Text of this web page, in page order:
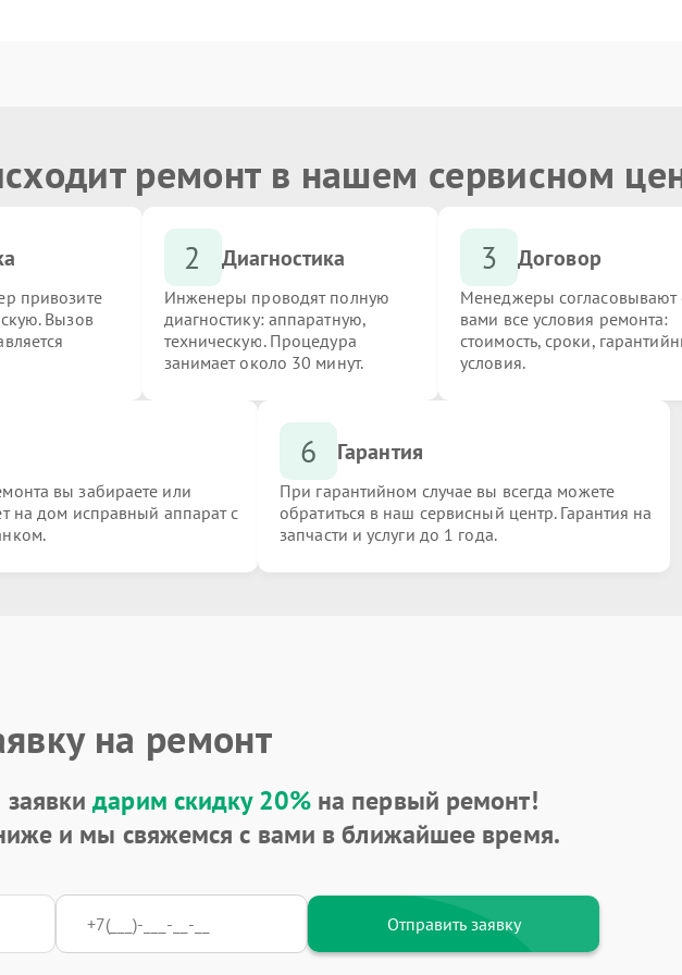
DVI, DisplayPort)
(SSD, HDD)
ремонт в нашем сервисном
привозите
Вызов
2 Диагностика
Инженеры проводят полную
диагностику: аппаратную,
техническую. Процедура
занимает около 30 минут.
3 Договор
Менеджеры согласовывают
вами все условия ремонта:
стоимость, сроки,
условия.
вы забираете или
на дом исправный аппарат с
6 Гарантия
При гарантийном случае вы всегда можете
обратиться в наш сервисный центр. Гарантия на
запчасти и услуги до 1 года.
на ремонт
дарим скидку 20%на первый ремонт!
и мы свяжемся с вами в ближайшее время.
Отправить заявку